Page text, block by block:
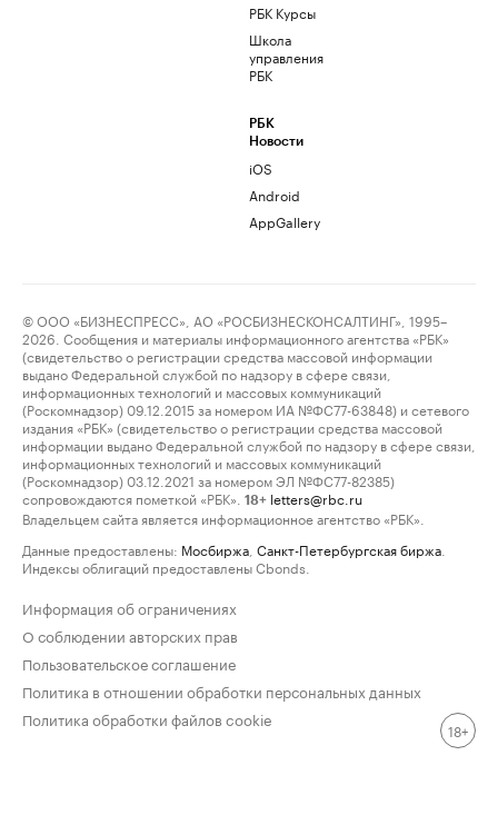
РБК Курсы
Школа
управления
РБК
РБК
Новости
iOS
Android
AppGallery
© ООО «БИЗНЕСПРЕСС», АО «РОСБИЗНЕСКОНСАЛТИНГ», 1995–
2026. Сообщения и материалы информационного агентства «РБК»
(свидетельство о регистрации средства массовой информации
выдано Федеральной службой по надзору в сфере связи,
информационных технологий и массовых коммуникаций
(Роскомнадзор) 09.12.2015 за номером ИА №ФС77-63848) и сетевого
издания «РБК» (свидетельство о регистрации средства массовой
информации выдано Федеральной службой по надзору в сфере связи,
информационных технологий и массовых коммуникаций
(Роскомнадзор) 03.12.2021 за номером ЭЛ №ФС77-82385)
сопровождаются пометкой «РБК».
18+ letters@rbc.ru
Владельцем сайта является информационное агентство «РБК».
Данные предоставлены: Мосбиржа Санкт-Петербургская биржа
Индексы облигаций предоставлены Cbonds.
Информация об ограничениях
О соблюдении авторских прав
Пользовательское соглашение
Политика в отношении обработки персональных данных
Политика обработки файлов cookie
18+